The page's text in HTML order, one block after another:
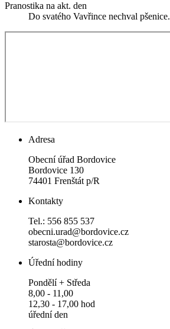
Pranostika na akt. den
Do svatého Vavřince nechval pšenice.
Adresa
Obecní úřad Bordovice
Bordovice 130
74401 Frenštát p/R
Kontakty
Tel.: 556 855 537
obecni.urad@bordovice.cz
starosta@bordovice.cz
Úřední hodiny
Pondělí + Středa
8,00 - 11,00
12,30 - 17,00 hod
úřední den